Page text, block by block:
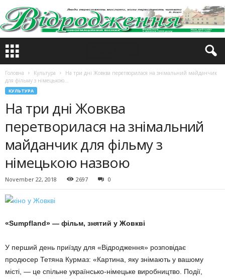
Головна Культура
На три дні Жовква перетворилася на знімальний майданчик
для фільму з німецькою...
КУЛЬТУРА
На три дні Жовква
перетворилася на знімальний
майданчик для фільму з
німецькою назвою
November 22, 2018 2697 0
«Sumpfland» — фільм, знятий у Жовкві
У перший день приїзду для «Відродження» розповідає
продюсер Тетяна Курмаз: «Картина, яку знімають у вашому
місті, — це спільне українсько-німецьке виробництво. Події,